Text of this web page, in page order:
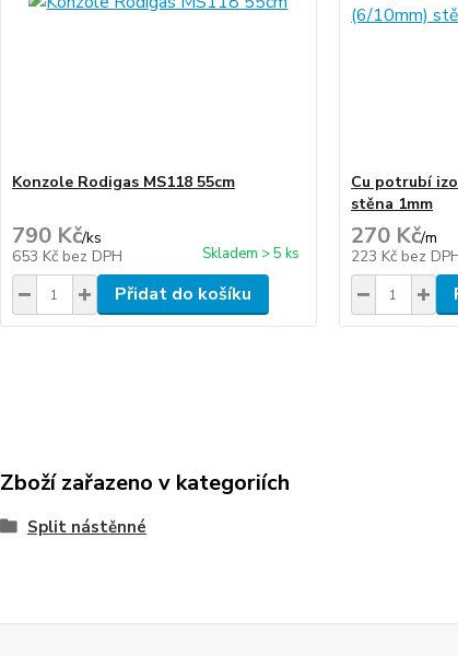
Konzole Rodigas MS118 55cm
790 Kč/ks
653 Kč bez DPH Skladem > 5 ks
Přidat do košíku
Cu potrubí
stěna 1mm
270 Kč/m
223 Kč bez
Zboží zařazeno v kategoriích
Split nástěnné